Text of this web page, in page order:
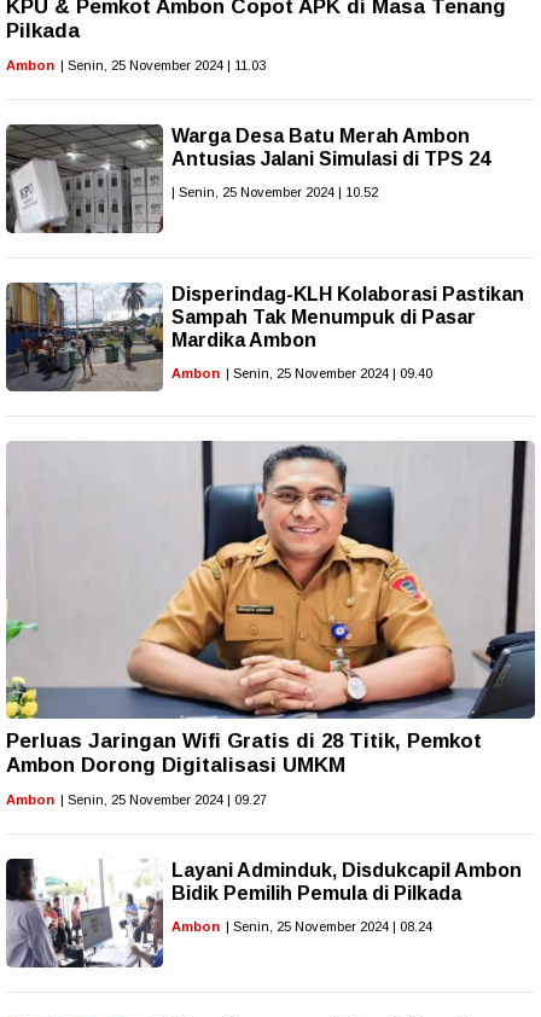
KPU & Pemkot Ambon Copot APK di Masa Tenang
Pilkada
Ambon | Senin, 25 November 2024 | 11.03
Warga Desa Batu Merah Ambon
Antusias Jalani Simulasi di TPS 24
| Senin, 25 November 2024 | 10.52
Disperindag-KLH Kolaborasi Pastikan
Sampah Tak Menumpuk di Pasar
Mardika Ambon
Ambon | Senin, 25 November 2024 | 09.40
Perluas Jaringan Wifi Gratis di 28 Titik, Pemkot
Ambon Dorong Digitalisasi UMKM
Ambon | Senin, 25 November 2024 | 09.27
Layani Adminduk, Disdukcapil Ambon
Bidik Pemilih Pemula di Pilkada
Ambon | Senin, 25 November 2024 | 08.24